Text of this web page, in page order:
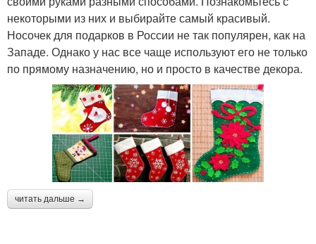
некоторыми из них и выбирайте самый красивый.
Носочек для подарков в России не так популярен, как на
Западе. Однако у нас все чаще используют его не только
по прямому назначению, но и просто в качестве декора.
читать дальше →